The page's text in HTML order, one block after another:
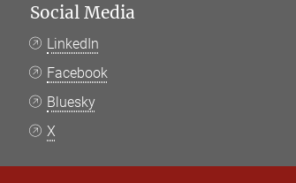
Social Media
LinkedIn
Facebook
Bluesky
X